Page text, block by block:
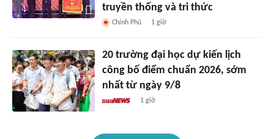
truyền thống và tri thức
Chính Phủ 1 giờ
20 trường đại học dự kiến lịch
công bố điểm chuẩn 2026, sớm
nhất từ ngày 9/8
1 giờ